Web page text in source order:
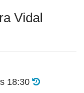
Vidal
18:30